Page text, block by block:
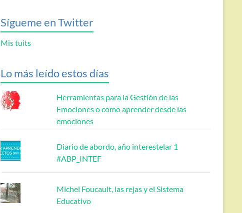
Sígueme en Twitter
Mis tuits
Lo más leído estos días
Herramientas para la Gestión de las
Emociones o como aprender desde las
emociones
Diario de abordo, año interestelar 1
#ABP_INTEF
Michel Foucault, las rejas y el Sistema
Educativo